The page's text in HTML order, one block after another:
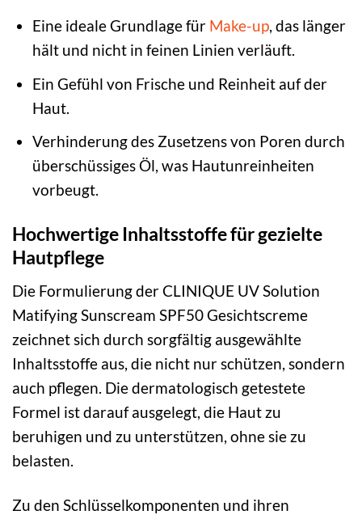
Eine ideale Grundlage für Make-up, das länger
hält und nicht in feinen Linien verläuft.
Ein Gefühl von Frische und Reinheit auf der
Haut.
Verhinderung des Zusetzens von Poren durch
überschüssiges Öl, was Hautunreinheiten
vorbeugt.
Hochwertige Inhaltsstoffe für gezielte
Hautpflege
Die Formulierung der CLINIQUE UV Solution
Matifying Sunscream SPF50 Gesichtscreme
zeichnet sich durch sorgfältig ausgewählte
Inhaltsstoffe aus, die nicht nur schützen, sondern
auch pflegen. Die dermatologisch getestete
Formel ist darauf ausgelegt, die Haut zu
beruhigen und zu unterstützen, ohne sie zu
belasten.
Zu den Schlüsselkomponenten und ihren